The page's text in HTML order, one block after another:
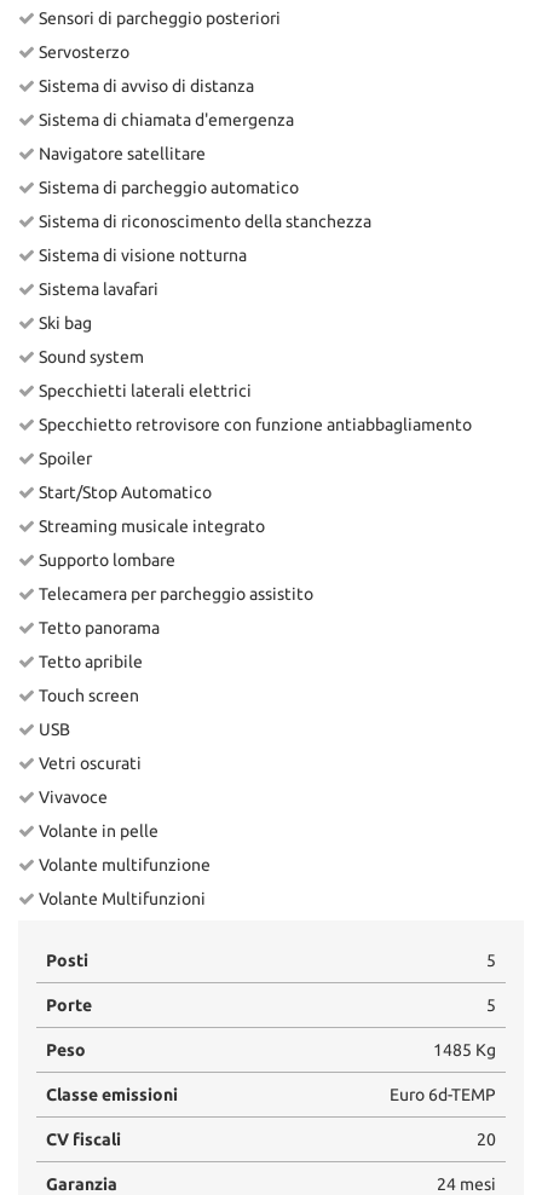
Sensori di parcheggio posteriori
Servosterzo
Sistema di avviso di distanza
Sistema di chiamata d'emergenza
Navigatore satellitare
Sistema di parcheggio automatico
Sistema di riconoscimento della stanchezza
Sistema di visione notturna
Sistema lavafari
Ski bag
Sound system
Specchietti laterali elettrici
Specchietto retrovisore con funzione antiabbagliamento
Spoiler
Start/Stop Automatico
Streaming musicale integrato
Supporto lombare
Telecamera per parcheggio assistito
Tetto panorama
Tetto apribile
Touch screen
USB
Vetri oscurati
Vivavoce
Volante in pelle
Volante multifunzione
Volante Multifunzioni
Posti 5
Porte 5
Peso 1485 Kg
Classe emissioni Euro 6d-TEMP
CV fiscali 20
Garanzia 24 mesi